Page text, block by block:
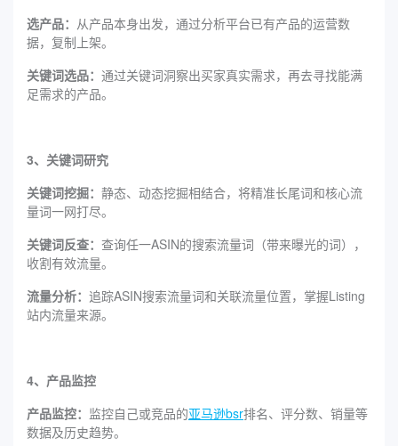
选产品： 从产品本身出发，通过分析平台已有产品的运营数
据，复制上架。
关键词选品： 通过关键词洞察出买家真实需求，再去寻找能满
足需求的产品。
3、关键词研究
关键词挖掘： 静态、动态挖掘相结合，将精准长尾词和核心流
量词一网打尽。
关键词反查： 查询任一ASIN的搜索流量词（带来曝光的词），
收割有效流量。
流量分析： 追踪ASIN搜索流量词和关联流量位置，掌握Listing
站内流量来源。
4、产品监控
产品监控： 监控自己或竞品的亚马逊bsr排名、评分数、销量等
数据及历史趋势。